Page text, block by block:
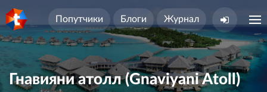
Попутчики Блоги Журнал
Гнавияни атолл (Gnaviyani Atoll)